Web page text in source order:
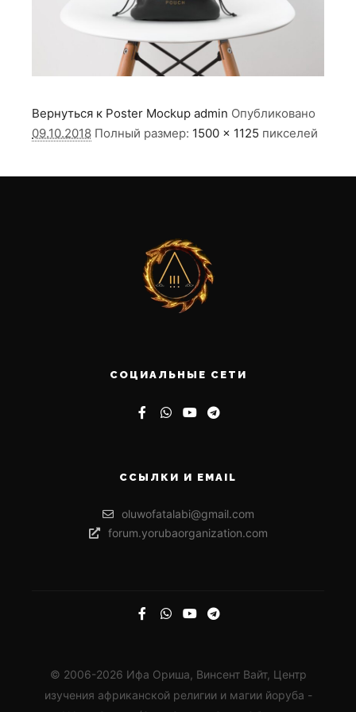
Вернуться к Poster Mockup admin Опубликовано
09.10.2018 Полный размер: 1500 × 1125 пикселей
СОЦИАЛЬНЫЕ СЕТИ
ССЫЛКИ И EMAIL
oluwofatalabi@gmail.com
forum.yorubaorganization.com
© 2006-2026 Ифа Ориша, Винсент Вайт, Центр
изучения африканской религии и магии йоруба -